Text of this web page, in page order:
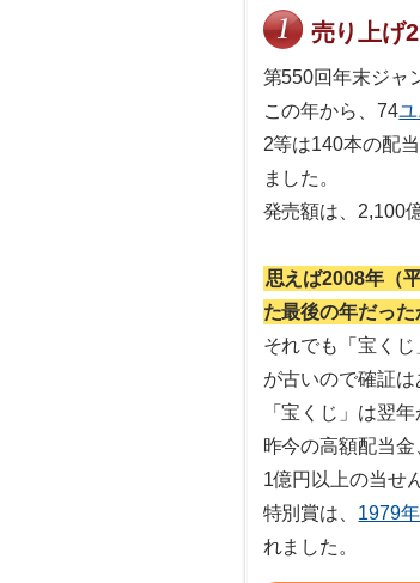
売り上げ
第550回年末ジャ
この年から、74
2等は140本の配
ました。
発売額は、2,100
思えば2008年（
た最後の年だった
それでも「宝く
が古いので確証は
「宝くじ」は翌
昨今の高額配当
1億円以上の当せ
特別賞は、 1979
れました。